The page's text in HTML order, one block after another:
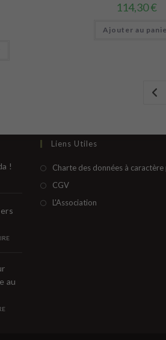
114,30€
Ajouter au
!
au
Liens Utiles
Charte des données à caractère
CGVS’ouvre
dans
L'Association